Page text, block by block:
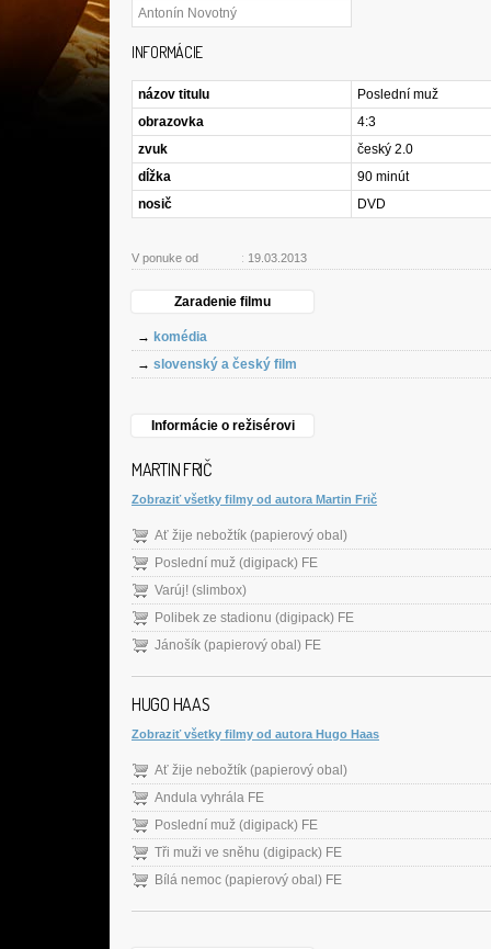
Antonín Novotný
INFORMÁCIE
názov titulu
Poslední muž
obrazovka
4:3
zvuk
český 2.0
dĺžka
90 minút
nosič
DVD
V ponuke od : 19.03.2013
Zaradenie filmu
→ komédia
→ slovenský a český film
Informácie o režisérovi
MARTIN FRIČ
Zobraziť všetky filmy od autora Martin Frič
Ať žije nebožtík (papierový obal)
Poslední muž (digipack) FE
Varúj! (slimbox)
Polibek ze stadionu (digipack) FE
Jánošík (papierový obal) FE
HUGO HAAS
Zobraziť všetky filmy od autora Hugo Haas
Ať žije nebožtík (papierový obal)
Andula vyhrála FE
Poslední muž (digipack) FE
Tři muži ve sněhu (digipack) FE
Bílá nemoc (papierový obal) FE